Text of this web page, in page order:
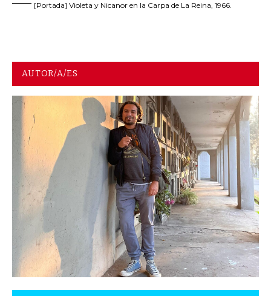
—— [Portada] Violeta y Nicanor en la Carpa de La Reina, 1966.
AUTOR/A/ES